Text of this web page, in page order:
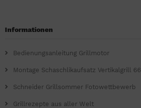
Informationen
Bedienungsanleitung Grillmotor
Montage Schaschlikaufsatz Vertikalgrill 66
Schneider Grillsommer Fotowettbewerb
Grillrezepte aus aller Welt